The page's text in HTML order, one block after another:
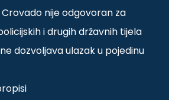
nije odgovoran za
i drugih državnih tijela
dozvoljava ulazak u pojedinu